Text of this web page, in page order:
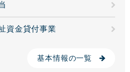
資金貸付事業
基本情報の一覧